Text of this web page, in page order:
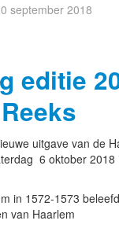
september 2018
editie
uitgave van de
6 oktober 2018
in 1572-1573
van Haarlem